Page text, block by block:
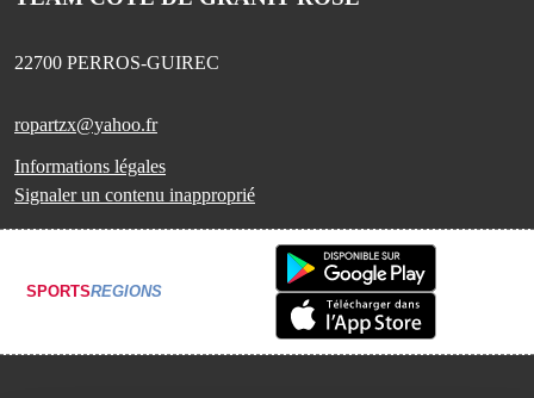
22700 PERROS-GUIREC
ropartzx@yahoo.fr
Informations légales
Signaler un contenu inapproprié
SPORTSREGIONS